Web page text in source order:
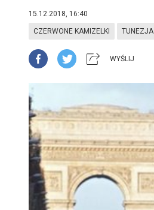
15.12.2018, 16:40
CZERWONE KAMIZELKI TUNEZJA
WYŚLIJ